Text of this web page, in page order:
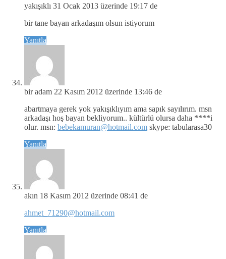
yakışıklı 31 Ocak 2013 üzerinde 19:17 de
bir tane bayan arkadaşım olsun istiyorum
Yanıtla
bir adam 22 Kasım 2012 üzerinde 13:46 de
abartmaya gerek yok yakışıklıyım ama sapık sayılırım. msn
arkadaşı hoş bayan bekliyorum.. kültürlü olursa daha ****i
olur. msn: bebekamuran@hotmail.com skype: tabularasa30
Yanıtla
akın 18 Kasım 2012 üzerinde 08:41 de
ahmet_71290@hotmail.com
Yanıtla